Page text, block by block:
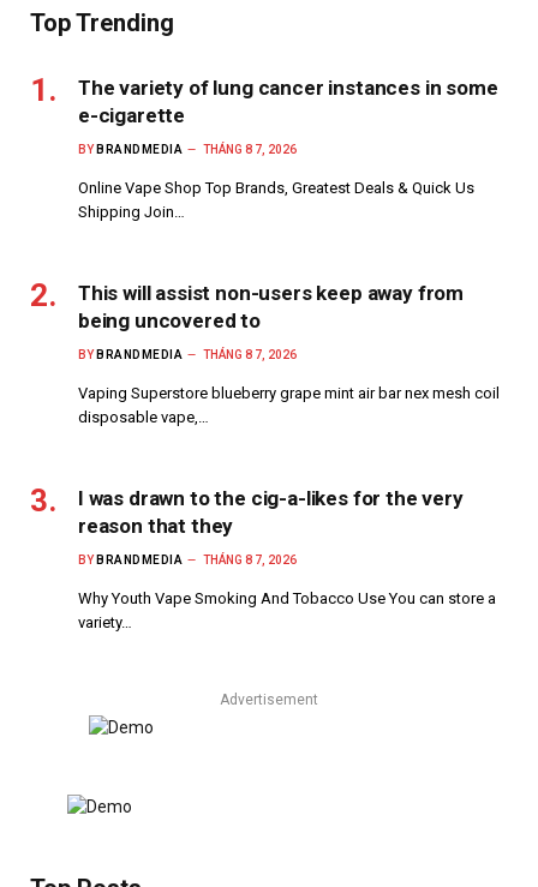
Top Trending
The variety of lung cancer instances in some
e-cigarette
BY BRANDMEDIA THÁNG 8 7, 2026
Online Vape Shop Top Brands, Greatest Deals & Quick Us
Shipping Join…
This will assist non-users keep away from
being uncovered to
BY BRANDMEDIA THÁNG 8 7, 2026
Vaping Superstore blueberry grape mint air bar nex mesh coil
disposable vape,…
I was drawn to the cig-a-likes for the very
reason that they
BY BRANDMEDIA THÁNG 8 7, 2026
Why Youth Vape Smoking And Tobacco Use You can store a
variety…
Advertisement